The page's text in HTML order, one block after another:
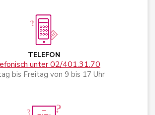
TELEFON
unter 02/401.31.70
bis Freitag von 9 bis 17 Uhr